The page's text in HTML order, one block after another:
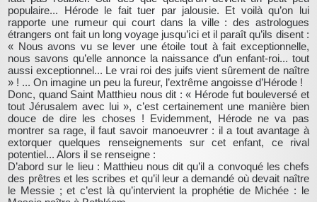
populaire... Hérode le fait tuer par jalousie. Et voilà qu’on lui
rapporte une rumeur qui court dans la ville : des astrologues
étrangers ont fait un long voyage jusqu’ici et il paraît qu’ils disent :
« Nous avons vu se lever une étoile tout à fait exceptionnelle,
nous savons qu’elle annonce la naissance d’un enfant-roi... tout
aussi exceptionnel... Le vrai roi des juifs vient sûrement de naître
» ! ... On imagine un peu la fureur, l’extrême angoisse d’Hérode !
Donc, quand Saint Matthieu nous dit : « Hérode fut bouleversé et
tout Jérusalem avec lui », c’est certainement une manière bien
douce de dire les choses ! Evidemment, Hérode ne va pas
montrer sa rage, il faut savoir manoeuvrer : il a tout avantage à
extorquer quelques renseignements sur cet enfant, ce rival
potentiel... Alors il se renseigne :
D’abord sur le lieu : Matthieu nous dit qu’il a convoqué les chefs
des prêtres et les scribes et qu’il leur a demandé où devait naître
le Messie ; et c’est là qu’intervient la prophétie de Michée : le